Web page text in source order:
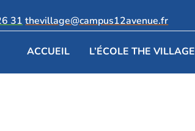
31 thevillage@campus12avenue.fr
ACCUEIL
L’ÉCOLE THE VILLAGE